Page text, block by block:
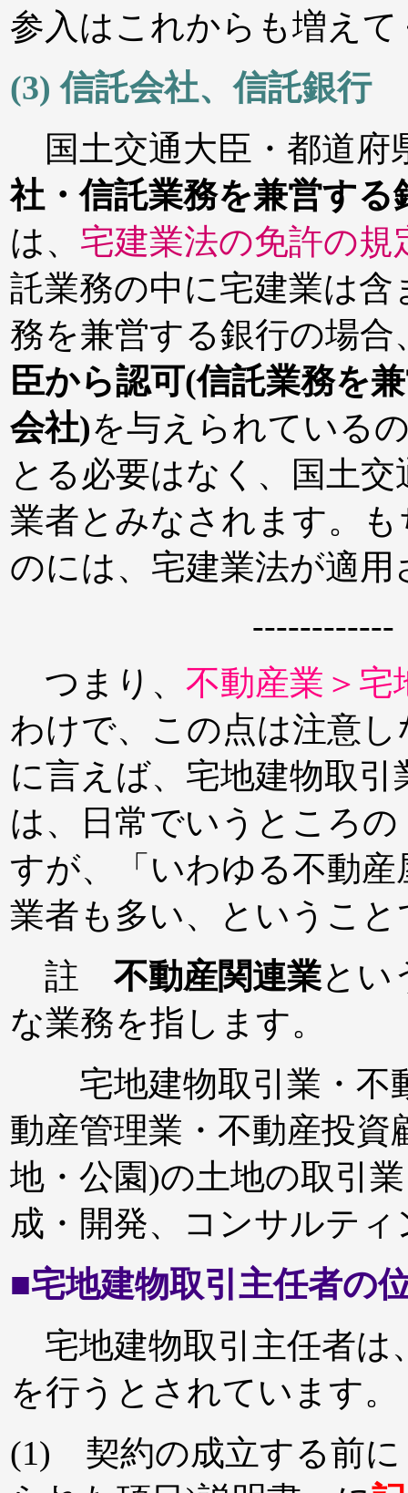
参入はこれからも増え
(3) 信託会社、信託銀行
国土交通大臣・都道府
社・信託業務を兼営する
は、 宅建業法の免許の
託業務の中に宅建業は
務を兼営する銀行の場
臣から認可(信託業務を
会社)を与えられている
とる必要はなく、国土
業者とみなされます。
のには、宅建業法が適用
------------
つまり、 不動産業＞宅
わけで、この点は注意
に言えば、宅地建物取
は、日常でいうところ
すが、「いわゆる不動
業者も多い、ということ
註 不動産関連業とい
な業務を指します。
宅地建物取引業・不
動産管理業・不動産投資
地・公園)の土地の取引
成・開発、コンサルテ
■宅地建物取引主任者の
宅地建物取引主任者は
を行うとされています。
(1) 契約の成立する前に